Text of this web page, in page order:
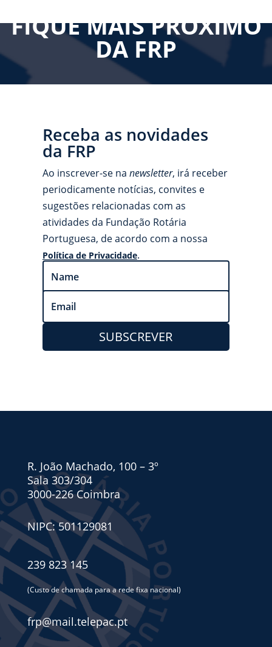
FIQUE MAIS PRÓXIMO
DA FRP
Receba as novidades
da FRP
Ao inscrever-se na newsletter, irá receber
periodicamente notícias, convites e
sugestões relacionadas com as
atividades da Fundação Rotária
Portuguesa, de acordo com a nossa
Política de Privacidade.
SUBSCREVER
R. João Machado, 100 – 3º
Sala 303/304
3000-226 Coimbra
NIPC: 501129081
239 823 145
(Custo de chamada para a rede fixa nacional)
frp@mail.telepac.pt